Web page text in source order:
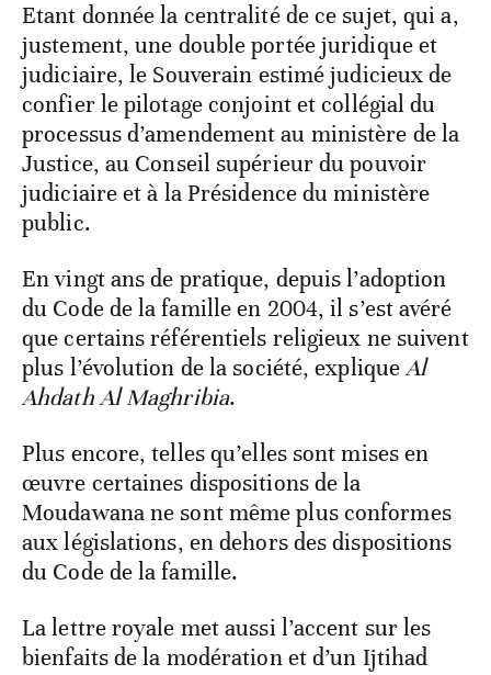
Etant donnée la centralité de ce sujet, qui a,
justement, une double portée juridique et
judiciaire, le Souverain estimé judicieux de
confier le pilotage conjoint et collégial du
processus d’amendement au ministère de la
Justice, au Conseil supérieur du pouvoir
judiciaire et à la Présidence du ministère
public.
En vingt ans de pratique, depuis l’adoption
du Code de la famille en 2004, il s’est avéré
que certains référentiels religieux ne suivent
plus l’évolution de la société, expliqueAl
Ahdath Al Maghribia.
Plus encore, telles qu’elles sont mises en
œuvre certaines dispositions de la
Moudawana ne sont même plus conformes
aux législations, en dehors des dispositions
du Code de la famille.
La lettre royale met aussi l’accent sur les
bienfaits de la modération et d’un Ijtihad